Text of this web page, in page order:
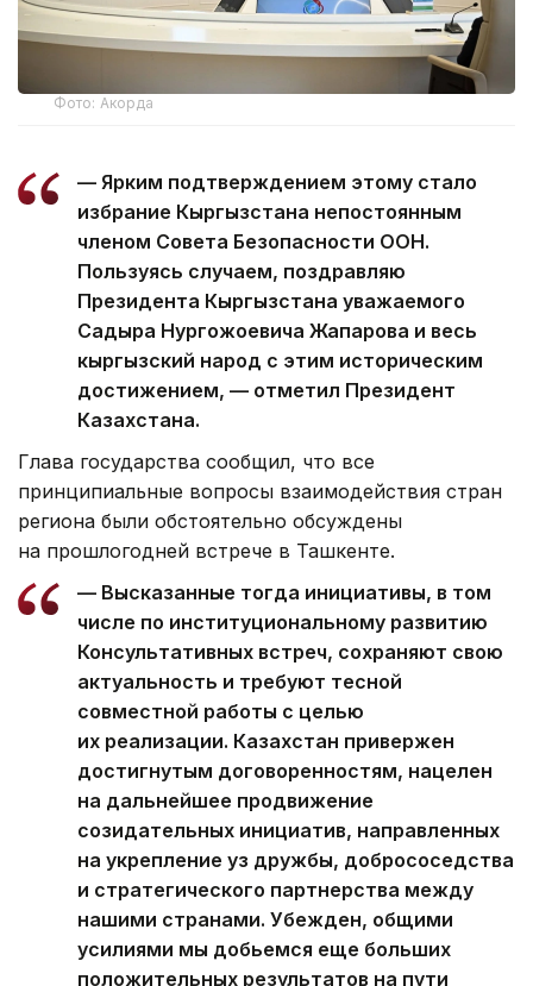
Фото: Акорда
— Ярким подтверждением этому стало
избрание Кыргызстана непостоянным
членом Совета Безопасности ООН.
Пользуясь случаем, поздравляю
Президента Кыргызстана уважаемого
Садыра Нургожоевича Жапарова и весь
кыргызский народ с этим историческим
достижением, — отметил Президент
Казахстана.
Глава государства сообщил, что все
принципиальные вопросы взаимодействия стран
региона были обстоятельно обсуждены
на прошлогодней встрече в Ташкенте.
— Высказанные тогда инициативы, в том
числе по институциональному развитию
Консультативных встреч, сохраняют свою
актуальность и требуют тесной
совместной работы с целью
их реализации. Казахстан привержен
достигнутым договоренностям, нацелен
на дальнейшее продвижение
созидательных инициатив, направленных
на укрепление уз дружбы, добрососедства
и стратегического партнерства между
нашими странами. Убежден, общими
усилиями мы добьемся еще больших
положительных результатов на пути